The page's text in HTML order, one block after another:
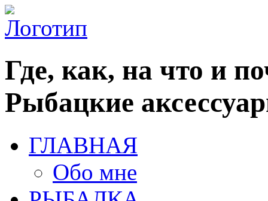
Где, как, на что и
Рыбацкие
ГЛАВНАЯ
Обо мне